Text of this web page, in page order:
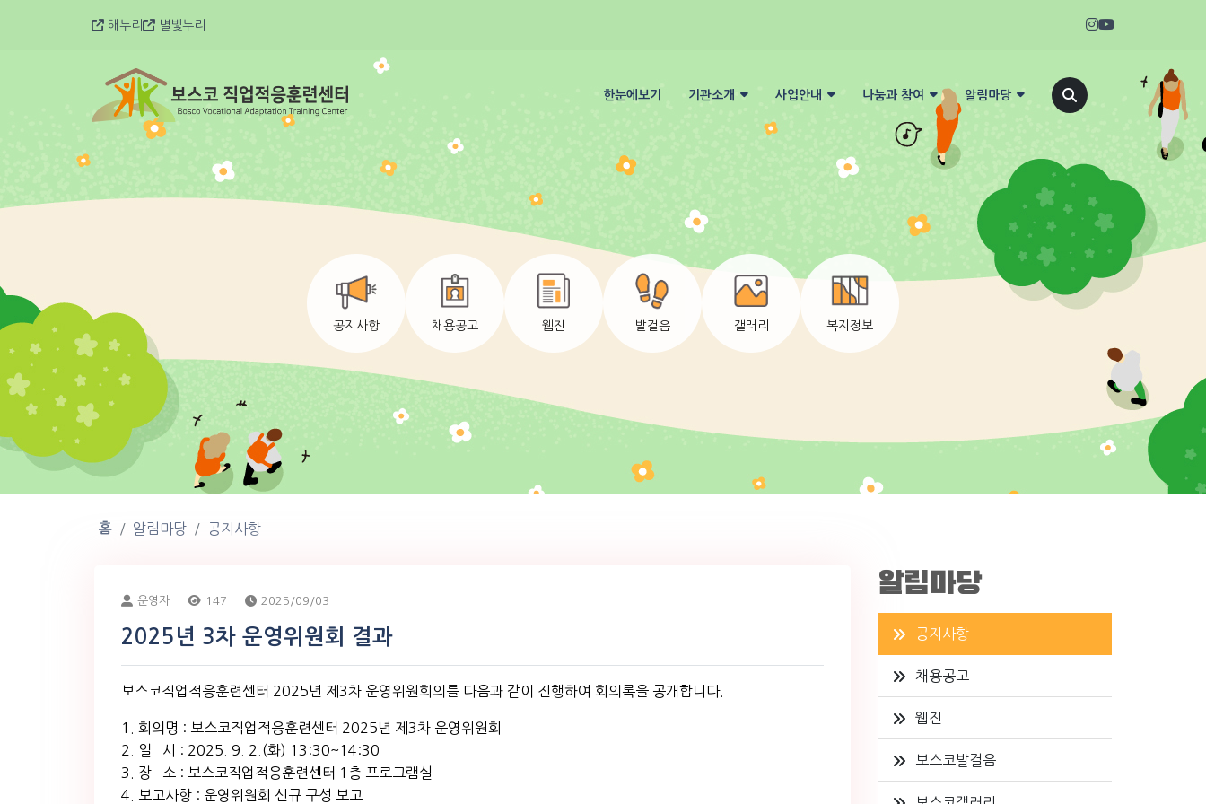
해누리 별빛누리
한눈에보기 기관소개 사업안내 나눔과 참여 알림마당
공지사항 채용공고 웹진 발걸음 갤러리 복지정보
홈 알림마당 공지사항
운영자 147 2025/09/03
2025년 3차 운영위원회 결과
알림마당
공지사항
채용공고
웹진
보스코발걸음